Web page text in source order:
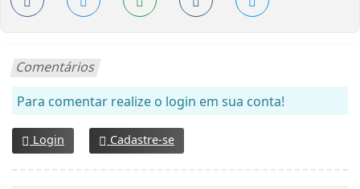
Comentários
Para comentar realize o login em sua conta!
Login Cadastre-se